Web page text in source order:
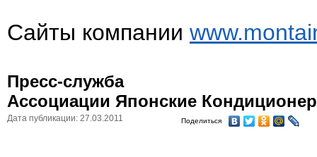
Сайты компании
Пресс-служба
Ассоциации Японские
Дата публикации: 27.03.2011 Поделиться